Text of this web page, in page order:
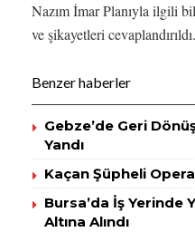
Nazım İmar Planıyla ilgili
ve şikayetleri cevaplandırıldı.
Benzer haberler
Gebze’de Geri
Yandı
Kaçan Şüpheli
Bursa’da İş Yerinde
Altına Alındı